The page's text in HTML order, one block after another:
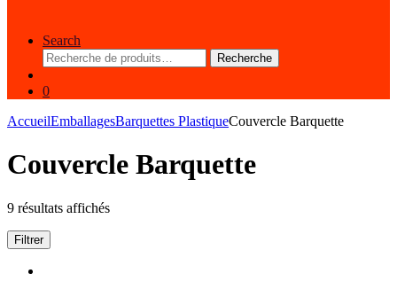
Search
Recherche
pour :
Recherche
0
AccueilEmballagesBarquettes PlastiqueCouvercle Barquette
Couvercle Barquette
9 résultats affichés
Filtrer